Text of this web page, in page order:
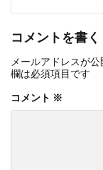
コメントを書く
メールアドレスが
欄は必須項目です
コメント ※